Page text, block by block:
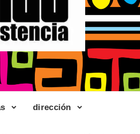
dirección